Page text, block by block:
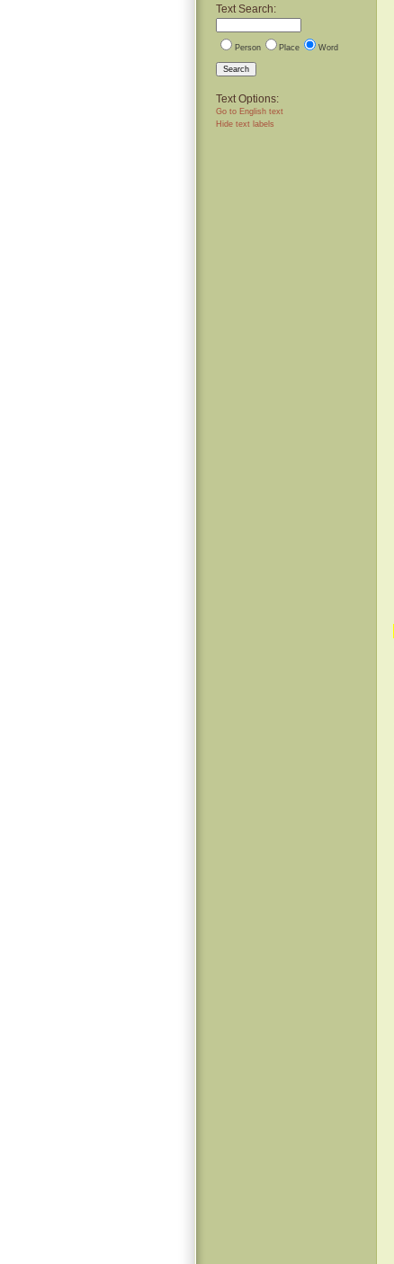
Text Search:
Person Place Word
Search
Text Options:
Go to English text
Hide text labels